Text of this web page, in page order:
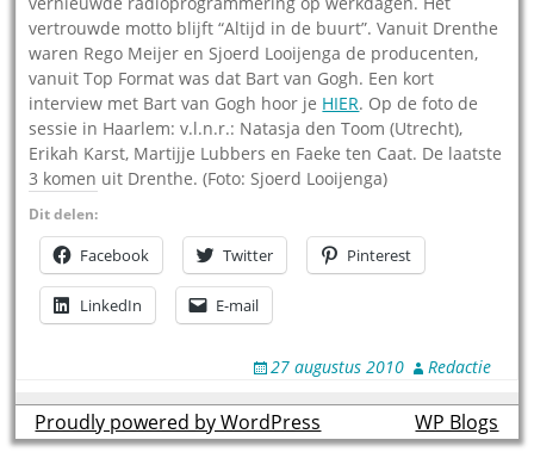
vertrouwde motto blijft “Altijd in de buurt”. Vanuit Drenthe
waren Rego Meijer en Sjoerd Looijenga de producenten,
vanuit Top Format was dat Bart van Gogh. Een kort
interview met Bart van Gogh hoor je HIER. Op de foto de
sessie in Haarlem: v.l.n.r.: Natasja den Toom (Utrecht),
Erikah Karst, Martijje Lubbers en Faeke ten Caat. De laatste
3 komen uit Drenthe. (Foto: Sjoerd Looijenga)
Dit delen:
Facebook Twitter Pinterest
LinkedIn E-mail
27 augustus 2010 Redactie
Proudly powered by WordPress theme byWP Blogs